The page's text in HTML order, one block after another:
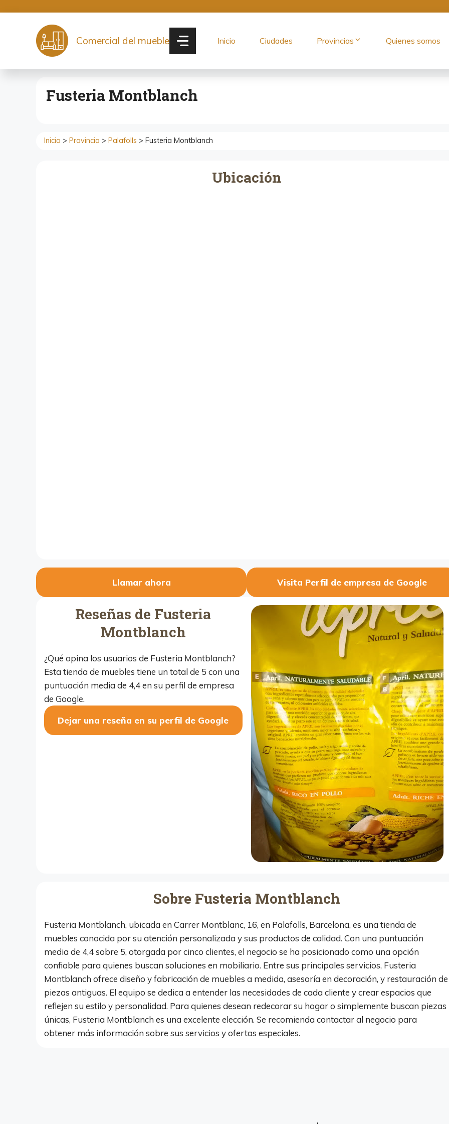
contenido
Comercial del mueble Inicio Ciudades Provincias Quienes somos
Fusteria Montblanch
Inicio > Provincia > Palafolls > Fusteria Montblanch
Ubicación
Llamar ahora Visita Perfil de empresa de Google
Reseñas de Fusteria
Montblanch
¿Qué opina los usuarios de Fusteria Montblanch?
Esta tienda de muebles tiene un total de 5 con una
puntuación media de 4,4 en su perfil de empresa
de Google.
Dejar una reseña en su perfil de Google
Sobre Fusteria Montblanch
Fusteria Montblanch, ubicada en Carrer Montblanc, 16, en Palafolls, Barcelona, es una tienda de
muebles conocida por su atención personalizada y sus productos de calidad. Con una puntuación
media de 4,4 sobre 5, otorgada por cinco clientes, el negocio se ha posicionado como una opción
confiable para quienes buscan soluciones en mobiliario. Entre sus principales servicios, Fusteria
Montblanch ofrece diseño y fabricación de muebles a medida, asesoría en decoración, y restauración de
piezas antiguas. El equipo se dedica a entender las necesidades de cada cliente y crear espacios que
reflejen su estilo y personalidad. Para quienes desean redecorar su hogar o simplemente buscan piezas
únicas, Fusteria Montblanch es una excelente elección. Se recomienda contactar al negocio para
obtener más información sobre sus servicios y ofertas especiales.